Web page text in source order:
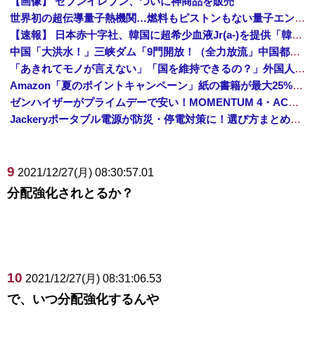
世界初の超伝導量子熱機関…燃料もピストンもない量子エンジンが回った！
【速報】 日本赤十字社、韓国に超希少血液Jr(a-)を提供「韓国内では適合する血液を確保できなかった」※今回で4回目
中国「大洪水！」三峡ダム「9門開放！（全力放流」中国都市「三峡沿線の道路水没」中国政府「高速道路封鎖！」中国ダム「緊急放流に合わせて開門（土砂崩れ発生」→
「あきれてモノが言えない」「国を維持できるの？」外国人の永住許可要件の厳格化で在日中国人の本音は？
Amazon「夏のポイントキャンペーン」紙の書籍が最大25%ポイント還元 対象と条件を整理（2026年7月）
ゼンハイザーがプライムデーで安い！MOMENTUM 4・ACCENTUMなど対象モデルまとめ！
Jackeryポータブル電源が防災・停電対策に！選び方まとめ【プライムデー最終日】
9 2021/12/27(月) 08:30:57.01
分配強化されとるか？
10 2021/12/27(月) 08:31:06.53
で、いつ分配強化するんや